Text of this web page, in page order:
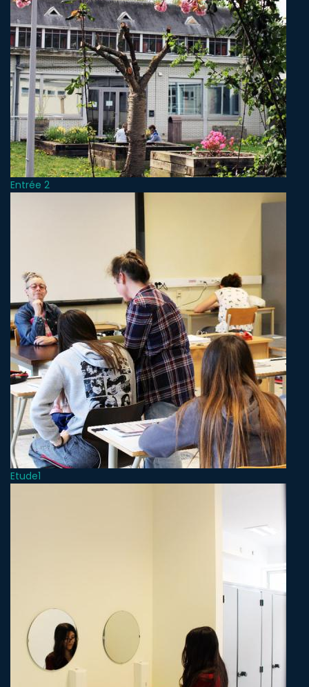
Entrée 2
Etude1